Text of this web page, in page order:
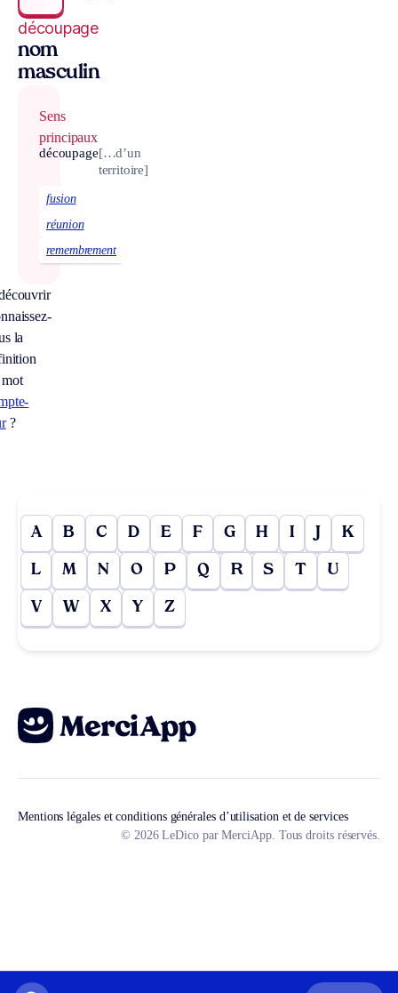
découpage
nom
masculin
Sens
principaux
découpage[…d’un
territoire]
fusion
réunion
remembrement
la
?
A B C D E F G H I J K
L M N O P Q R S T U
V W X Y Z
Mentions légales et conditions générales d’utilisation et de services
© 2026 LeDico par MerciApp. Tous droits réservés.